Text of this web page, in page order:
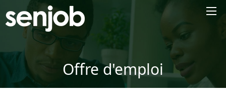
Offre d'emploi